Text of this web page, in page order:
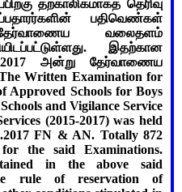
தற்காலிகமாகத் தெரிவு
பதிவெண்கள்
வலைதளம்
இதற்கான
அன்று தேர்வாணைய
Written Examination for
Approved Schools for Boys
and Vigilance Service
(2015-2017) was held
FN & AN. Totally 872
the said Examinations.
in the above said
rule of reservation of